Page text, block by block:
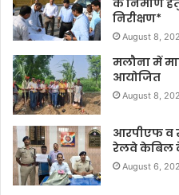
के निर्माण
निरीक्षण*
August 8,
मलौना में
आयोजित
August 8,
आरपीएफ व
रेलवे केबिल
August 6,